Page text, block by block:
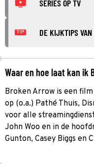
SERIES OP TV
TIP DE KIJKTIPS VAN
Waar en hoe laat kan ik
Broken Arrow is een
op (o.a.) Pathé Thuis,
voor alle
John Woo en in de
Gunton, Casey Biggs en